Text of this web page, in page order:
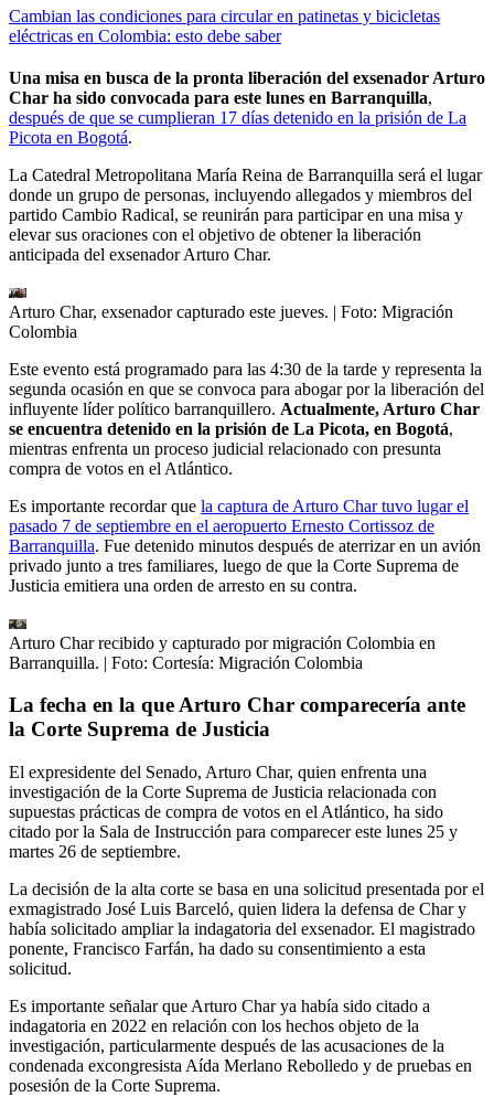
Cambian las condiciones para circular en patinetas y bicicletas
eléctricas en Colombia: esto debe saber
Una misa en busca de la pronta liberación del exsenador Arturo
Char ha sido convocada para este lunes en Barranquilla,
después de que se cumplieran 17 días detenido en la prisión de La
Picota en Bogotá.
La Catedral Metropolitana María Reina de Barranquilla será el lugar
donde un grupo de personas, incluyendo allegados y miembros del
partido Cambio Radical, se reunirán para participar en una misa y
elevar sus oraciones con el objetivo de obtener la liberación
anticipada del exsenador Arturo Char.
Arturo Char, exsenador capturado este jueves. | Foto: Migración
Colombia
Este evento está programado para las 4:30 de la tarde y representa la
segunda ocasión en que se convoca para abogar por la liberación del
influyente líder político barranquillero. Actualmente, Arturo Char
se encuentra detenido en la prisión de La Picota, en Bogotá,
mientras enfrenta un proceso judicial relacionado con presunta
compra de votos en el Atlántico.
Es importante recordar que la captura de Arturo Char tuvo lugar el
pasado 7 de septiembre en el aeropuerto Ernesto Cortissoz de
Barranquilla. Fue detenido minutos después de aterrizar en un avión
privado junto a tres familiares, luego de que la Corte Suprema de
Justicia emitiera una orden de arresto en su contra.
Arturo Char recibido y capturado por migración Colombia en
Barranquilla. | Foto: Cortesía: Migración Colombia
La fecha en la que Arturo Char comparecería ante
la Corte Suprema de Justicia
El expresidente del Senado, Arturo Char, quien enfrenta una
investigación de la Corte Suprema de Justicia relacionada con
supuestas prácticas de compra de votos en el Atlántico, ha sido
citado por la Sala de Instrucción para comparecer este lunes 25 y
martes 26 de septiembre.
La decisión de la alta corte se basa en una solicitud presentada por el
exmagistrado José Luis Barceló, quien lidera la defensa de Char y
había solicitado ampliar la indagatoria del exsenador. El magistrado
ponente, Francisco Farfán, ha dado su consentimiento a esta
solicitud.
Es importante señalar que Arturo Char ya había sido citado a
indagatoria en 2022 en relación con los hechos objeto de la
investigación, particularmente después de las acusaciones de la
condenada excongresista Aída Merlano Rebolledo y de pruebas en
posesión de la Corte Suprema.